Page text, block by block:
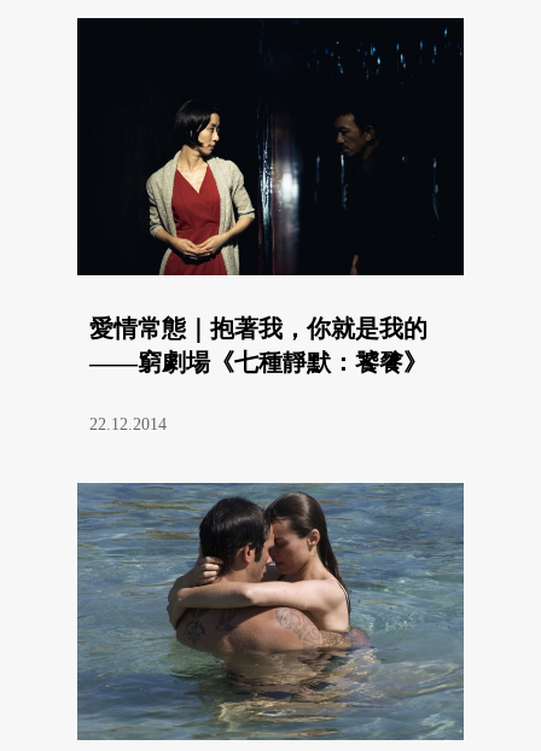
愛情常態｜抱著我，你就是我的
——窮劇場《七種靜默：饕餮》
22.12.2014